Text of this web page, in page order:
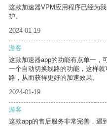
这款加速器VPM应用程序已经为
护。
2024-01-19
游客
这款加速器app的功能有点单一，
一个自动切换线路的功能，这样
路，从而获得更好的加速效果。
2024-01-19
游客
这款app的售后服务非常完善，遇